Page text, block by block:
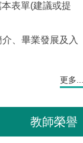
表單(建議或提
、畢業發展及入
更多...
教師榮譽